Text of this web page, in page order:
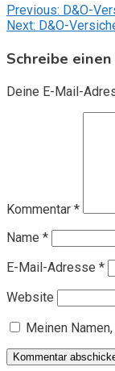
Previous: D&O-
Next: D&O-
Schreibe
Deine E-Mail-
Kommentar *
Name *
E-Mail-Adresse *
Website
Meinen